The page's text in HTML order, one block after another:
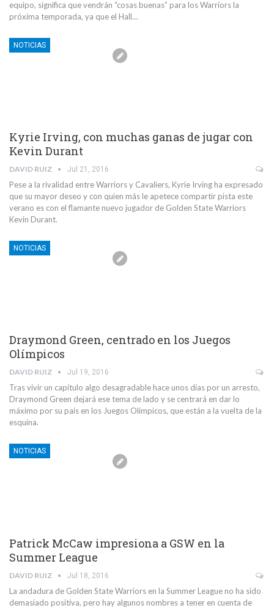
equipo, significa que vendrán “cosas buenas” para los Warriors la
próxima temporada, ya que el Hall…
NOTICIAS
Kyrie Irving, con muchas ganas de jugar con
Kevin Durant
DAVID RUIZ Jul 21, 2016
Pese a la rivalidad entre Warriors y Cavaliers, Kyrie Irving ha expresado
que su mayor deseo y con quien más le apetece compartir pista este
verano es con el flamante nuevo jugador de Golden State Warriors
Kevin Durant.
NOTICIAS
Draymond Green, centrado en los Juegos
Olímpicos
DAVID RUIZ Jul 19, 2016
Tras vivir un capítulo algo desagradable hace unos días por un arresto,
Draymond Green dejará ese tema de lado y se centrará en dar lo
máximo por su país en los Juegos Olímpicos, que están a la vuelta de la
esquina.
NOTICIAS
Patrick McCaw impresiona a GSW en la
Summer League
DAVID RUIZ Jul 18, 2016
La andadura de Golden State Warriors en la Summer League no ha sido
demasiado positiva, pero hay algunos nombres a tener en cuenta de